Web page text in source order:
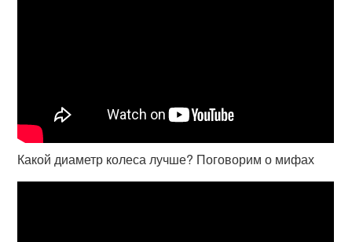
Какой диаметр колеса лучше? Поговорим о мифах